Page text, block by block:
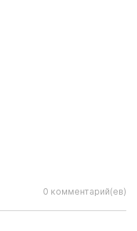
0 комментарий(ев)